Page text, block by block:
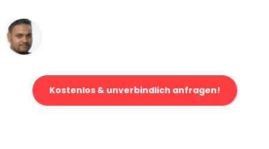
Kostenlos & unverbindlich anfragen!